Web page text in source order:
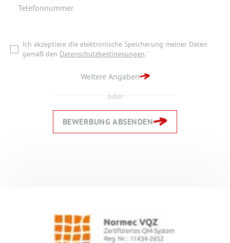
Telefonnummer
Ich akzeptiere die elektronische Speicherung meiner Daten
gemäß den Datenschutzbestimmungen.*
Weitere Angaben
oder
BEWERBUNG ABSENDEN
Ich akzeptiere die elektronische Speicherung meiner Daten
ZURÜCK ZUR STARTSEITE